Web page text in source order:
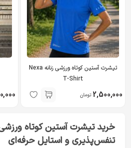
تیشرت آستین کوتاه ورزشی زنانه Nexa
T-Shirt
2,500,000 تومان
خرید تیشرت آستین کوتاه ورزشی
تنفس‌پذیری و استایل حرفه‌ای